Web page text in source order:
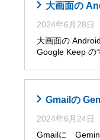
大画面の
2024年6月28日
大画面の
Google Keep の
Gmailの
2024年6月24日
Gmailに Gemini